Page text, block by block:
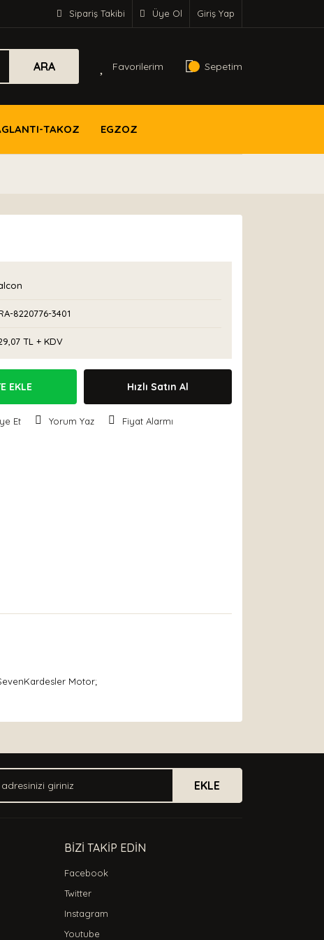
Sipariş Takibi Üye Ol Giriş Yap
ARA Favorilerim Sepetim
TAKOZ EGZOZ
8220776-3401
TL + KDV
EKLE Hızlı Satın Al
Et Yorum Yaz Fiyat Alarmı
Motor;
EKLE
BİZİ TAKİP EDİN
Facebook
Twitter
Instagram
Youtube